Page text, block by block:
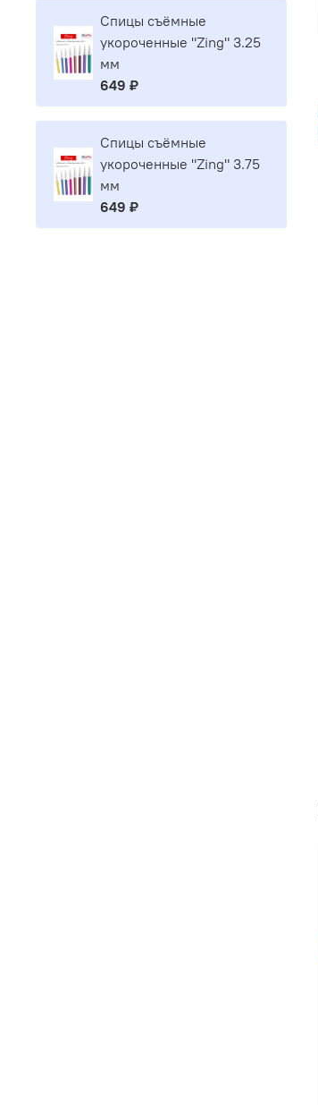
Спицы съёмные
укороченные "Zing" 3.25
мм
649 ₽
Спицы съёмные
укороченные "Zing" 3.75
мм
649 ₽